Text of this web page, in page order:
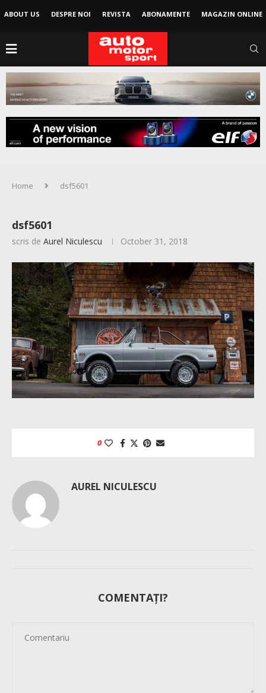
ABOUT US DESPRE NOI REVISTA ABONAMENTE MAGAZIN ONLINE
Home dsf5601
dsf5601
scris de Aurel Niculescu October 31, 2018
0
AUREL NICULESCU
COMENTAȚI?